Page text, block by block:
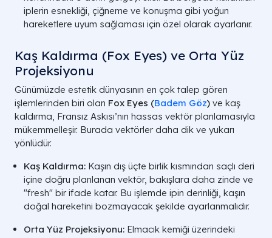
iplerin esnekliği, çiğneme ve konuşma gibi yoğun
hareketlere uyum sağlaması için özel olarak ayarlanır.
Kaş Kaldırma (Fox Eyes) ve Orta Yüz
Projeksiyonu
Günümüzde estetik dünyasının en çok talep gören
işlemlerinden biri olan Fox Eyes (Badem Göz) ve kaş
kaldırma, Fransız Askısı’nın hassas vektör planlamasıyla
mükemmelleşir. Burada vektörler daha dik ve yukarı
yönlüdür.
Kaş Kaldırma: Kaşın dış üçte birlik kısmından saçlı deri
içine doğru planlanan vektör, bakışlara daha zinde ve
"fresh" bir ifade katar. Bu işlemde ipin derinliği, kaşın
doğal hareketini bozmayacak şekilde ayarlanmalıdır.
Orta Yüz Projeksiyonu: Elmacık kemiği üzerindeki